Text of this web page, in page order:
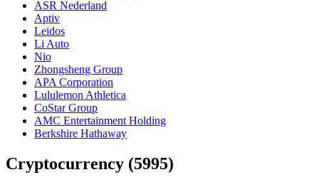
ASR Nederland
Aptiv
Leidos
Li Auto
Nio
Zhongsheng Group
APA Corporation
Lululemon Athletica
CoStar Group
AMC Entertainment Holding
Berkshire Hathaway
Cryptocurrency (5995)